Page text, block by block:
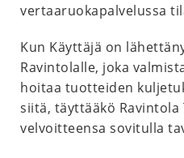
vertaaruokapalvelussa
Kun Käyttäjä on
Ravintolalle, joka
hoitaa tuotteiden
siitä, täyttääkö Ravintola
velvoitteensa sovitulla